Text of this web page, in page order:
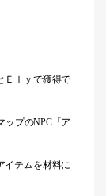
Ｅｌｙで獲得で
ップのNPC「ア
イテムを材料に